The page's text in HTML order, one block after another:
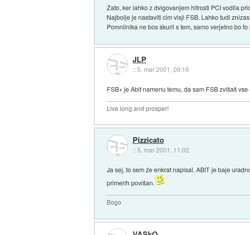
Zato, ker lahko z dvigovanjem hitrosti PCI vodila
Najbolje je nastaviti cim visji FSB. Lahko tudi
Pomnilnika ne bos skuril s tem, samo verjetno bo
JLP
::5. mar 2001, 09:16
FSB+ je Abit namenu temu, da sam FSB zvišaš
Live long and prosper!
Pizzicato
:: 5. mar 2001, 11:02
Ja sej, to sem že enkrat napisal. ABIT je baje
primerih povišan.
Bogo